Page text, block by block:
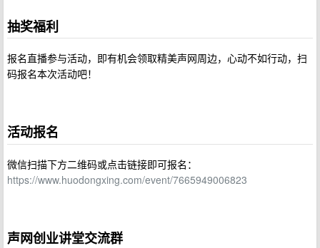
抽奖福利
报名直播参与活动，即有机会领取精美声网周边，心动不如行动，扫
码报名本次活动吧！
活动报名
微信扫描下方二维码或点击链接即可报名：
https://www.huodongxing.com/event/7665949006823
声网创业讲堂交流群